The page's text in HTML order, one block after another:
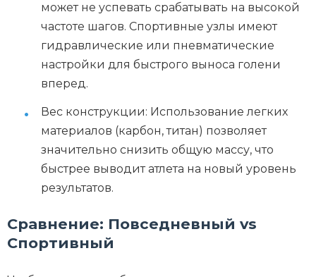
может не успевать срабатывать на высокой
частоте шагов. Спортивные узлы имеют
гидравлические или пневматические
настройки для быстрого выноса голени
вперед.
Вес конструкции: Использование легких
материалов (карбон, титан) позволяет
значительно снизить общую массу, что
быстрее выводит атлета на новый уровень
результатов.
Сравнение: Повседневный vs
Спортивный